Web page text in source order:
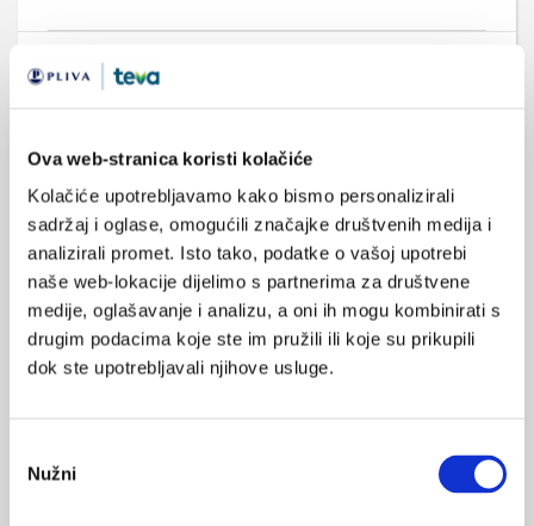
Ova web-stranica koristi kolačiće
Kolačiće upotrebljavamo kako bismo personalizirali
sadržaj i oglase, omogućili značajke društvenih medija i
analizirali promet. Isto tako, podatke o vašoj upotrebi
naše web-lokacije dijelimo s partnerima za društvene
medije, oglašavanje i analizu, a oni ih mogu kombinirati s
drugim podacima koje ste im pružili ili koje su prikupili
dok ste upotrebljavali njihove usluge.
pristanka
Nužni
Mentalno
Medicus (2/2025)
Muško zdravlje